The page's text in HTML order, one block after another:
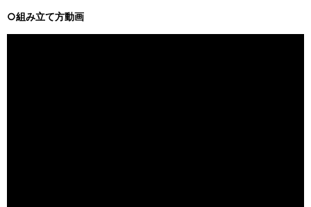
○組み立て方動画